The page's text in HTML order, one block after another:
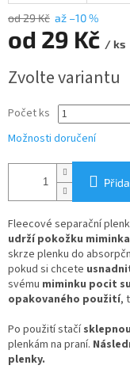
od 29 Kč až –10 %
od 29 Kč / ks
cena:
Zvolte variantu
Počet ks
Možnosti doručení
Fleecové separační
udrží pokožku
skrze plenku do
pokud si chcete
svému miminku pocit
opakovaného použití,
Po použití stačí
plenkám na praní.
plenky.